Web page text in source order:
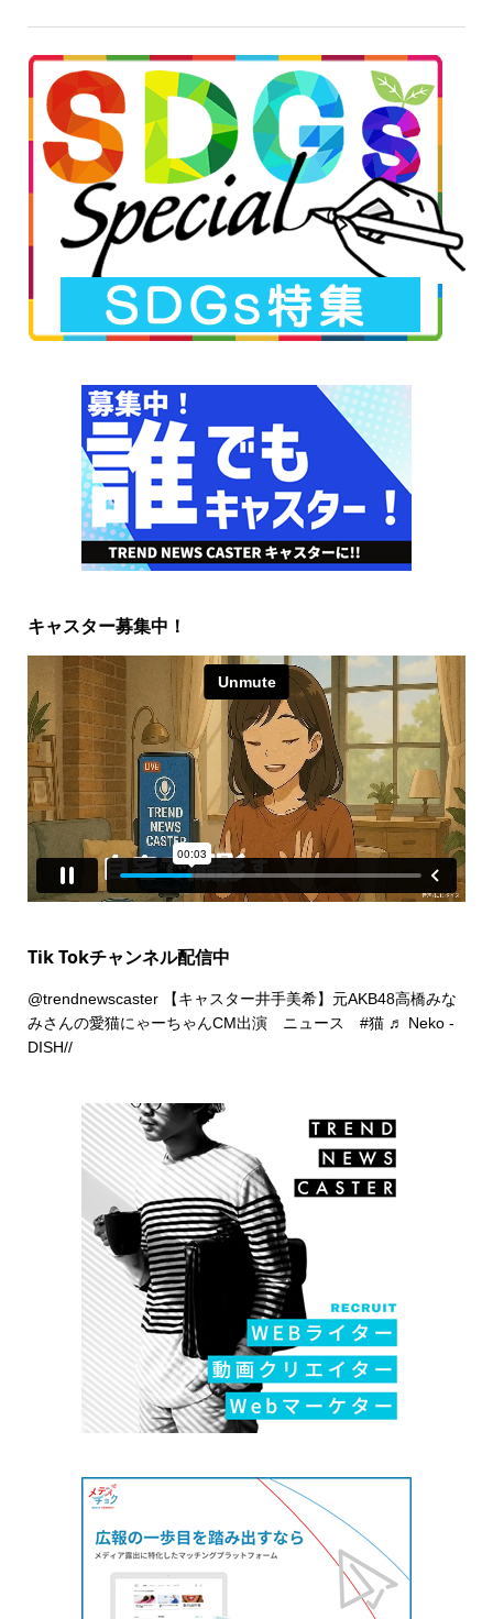
キャスター募集中！
Tik Tokチャンネル配信中
@trendnewscaster【キャスター井手美希】元AKB48高橋みな
みさんの愛猫にゃーちゃんCM出演 ニュース #猫 ♬ Neko -
DISH//